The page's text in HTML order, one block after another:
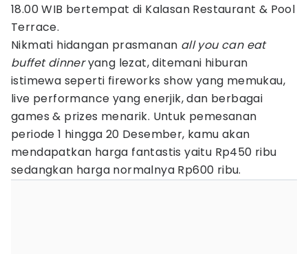
18.00 WIB bertempat di Kalasan Restaurant & Pool
Terrace.
Nikmati hidangan prasmanan all you can eat
buffet dinneryang lezat, ditemani hiburan
istimewa seperti fireworks show yang memukau,
live performance yang enerjik, dan berbagai
games & prizes menarik. Untuk pemesanan
periode 1 hingga 20 Desember, kamu akan
mendapatkan harga fantastis yaitu Rp450 ribu
sedangkan harga normalnya Rp600 ribu.